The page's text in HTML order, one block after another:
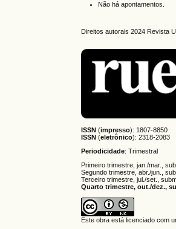
Não há apontamentos.
Direitos autorais 2024 Revista
ISSN (impresso): 1807-8850
ISSN (eletrônico):2318-2083
Periodicidade: Trimestral
Primeiro trimestre, jan./mar.,
Segundo trimestre, abr./jun.,
Terceiro trimestre, jul./set.,
Quarto trimestre, out./dez.,
Este obra está licenciado com